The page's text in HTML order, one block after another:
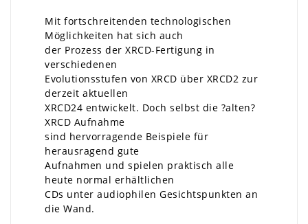
Mit fortschreitenden technologischen
Möglichkeiten hat sich auch
der Prozess der XRCD-Fertigung in
verschiedenen
Evolutionsstufen von XRCD über XRCD2 zur
derzeit aktuellen
XRCD24 entwickelt. Doch selbst die ?alten?
XRCD Aufnahme
sind hervorragende Beispiele für
herausragend gute
Aufnahmen und spielen praktisch alle
heute normal erhältlichen
CDs unter audiophilen Gesichtspunkten an
die Wand.